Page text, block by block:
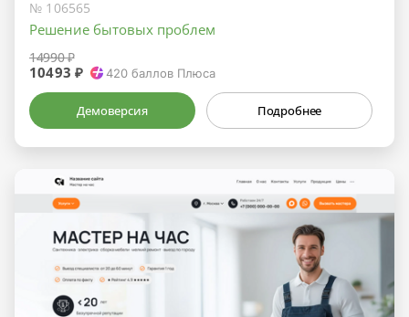
№ 106565
Решение бытовых проблем
14990 ₽
10493 ₽ 420 баллов Плюса
Демоверсия Подробнее